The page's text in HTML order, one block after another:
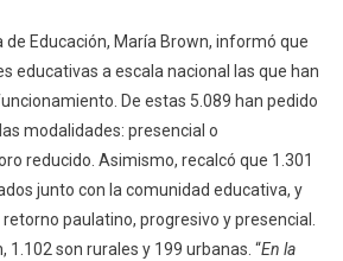
Educación, María Brown, informó que
educativas a escala nacional las que han
De estas 5.089 han pedido
modalidades: presencial o
reducido. Asimismo, recalcó que 1.301
junto con la comunidad educativa, y
paulatino, progresivo y presencial.
1.102 son rurales y 199 urbanas. “En la